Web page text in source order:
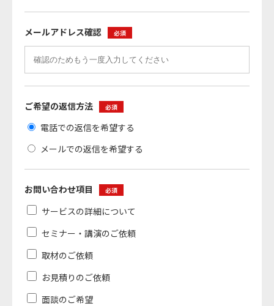
メールアドレス確認 必須
ご希望の返信方法 必須
電話での返信を希望する
メールでの返信を希望する
お問い合わせ項目 必須
サービスの詳細について
セミナー・講演のご依頼
取材のご依頼
お見積りのご依頼
面談のご希望